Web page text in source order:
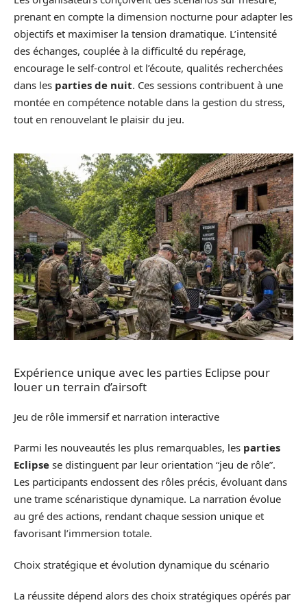
prenant en compte la dimension nocturne pour adapter les
objectifs et maximiser la tension dramatique. L’intensité
des échanges, couplée à la difficulté du repérage,
encourage le self-control et l’écoute, qualités recherchées
dans les parties de nuit. Ces sessions contribuent à une
montée en compétence notable dans la gestion du stress,
tout en renouvelant le plaisir du jeu.
Expérience unique avec les parties Eclipse pour
louer un terrain d’airsoft
Jeu de rôle immersif et narration interactive
Parmi les nouveautés les plus remarquables, les parties
Eclipse se distinguent par leur orientation “jeu de rôle”.
Les participants endossent des rôles précis, évoluant dans
une trame scénaristique dynamique. La narration évolue
au gré des actions, rendant chaque session unique et
favorisant l’immersion totale.
Choix stratégique et évolution dynamique du scénario
La réussite dépend alors des choix stratégiques opérés par